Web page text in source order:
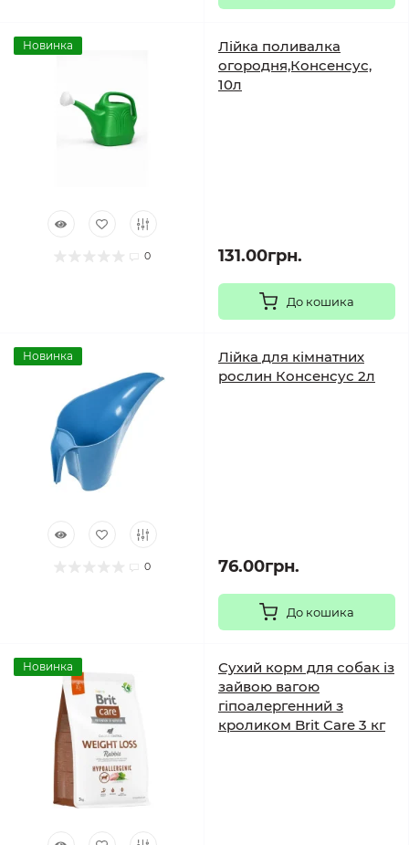
Новинка
0
Лійка поливалка
огородня,Консенсус,
10л
131.00грн.
До кошика
Новинка
0
Лійка для кімнатних
рослин Консенсус 2л
76.00грн.
До кошика
Новинка
Сухий корм для собак із
зайвою вагою
гіпоалергенний з
кроликом Brit Care 3 кг